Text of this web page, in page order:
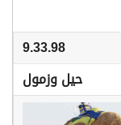
9.33.98
حيل وزمول